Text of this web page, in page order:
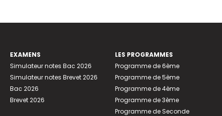
EXAMENS
Simulateur notes Bac 2026
Simulateur notes Brevet 2026
Bac 2026
Brevet 2026
LES PROGRAMMES
Programme de 6ème
Programme de 5ème
Programme de 4ème
Programme de 3ème
Programme de Seconde